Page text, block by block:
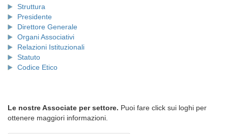
Struttura
Presidente
Direttore Generale
Organi Associativi
Relazioni Istituzionali
Statuto
Codice Etico
Le nostre Associate per settore. Puoi fare click sui loghi per
ottenere maggiori informazioni.